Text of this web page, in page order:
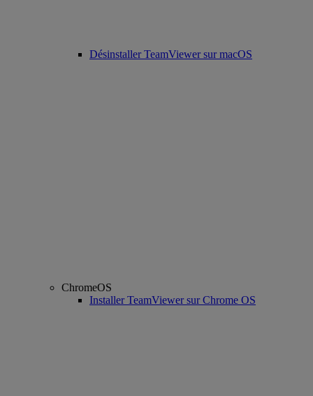
Désinstaller TeamViewer sur macOS
ChromeOS
Installer TeamViewer sur Chrome OS